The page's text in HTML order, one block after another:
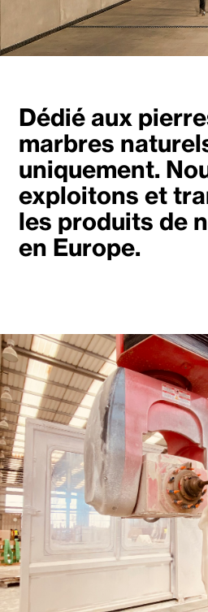
Dédié aux
marbres
uniquement.
exploitons et
les produits de
en Europe.